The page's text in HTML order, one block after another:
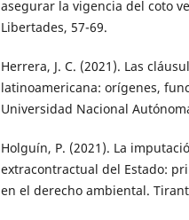
asegurar la vigencia del coto
Libertades, 57-69.
Herrera, J. C. (2021). Las
latinoamericana: orígenes,
Universidad Nacional
Holguín, P. (2021). La
extracontractual del Estado:
en el derecho ambiental.